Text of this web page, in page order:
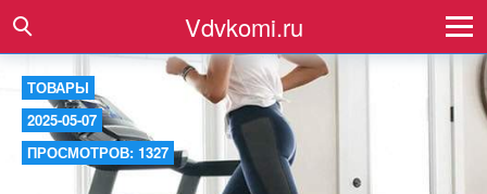
Vdvkomi.ru
ТОВАРЫ
2025-05-07
ПРОСМОТРОВ: 1327